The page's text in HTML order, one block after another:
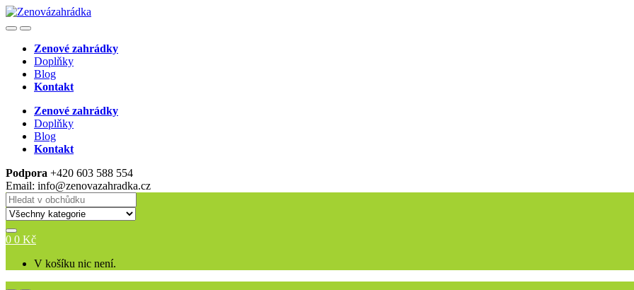
Skip
to
Skip
to
OpenClose
Zenové zahrádky
Doplňky
Blog
Kontakt
Zenové zahrádky
Doplňky
Blog
Kontakt
Podpora +420 603 588 554
Email: info@zenovazahradka.cz
Search
for:
0 0 Kč
V košíku nic není.